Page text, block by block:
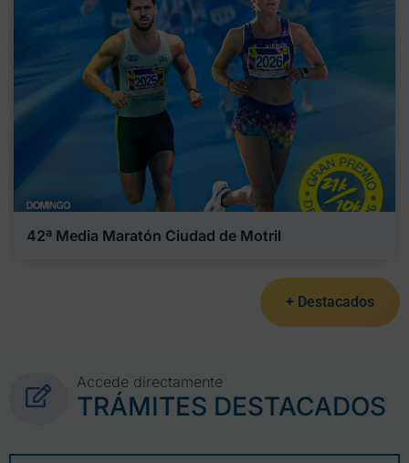
42ª Media Maratón Ciudad de Motril
+ Destacados
Accede directamente
TRÁMITES DESTACADOS